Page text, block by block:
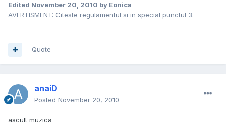
Edited November 20, 2010 by Eonica
AVERTISMENT: Citeste regulamentul si in special punctul 3.
Quote
anaiD
Posted November 20, 2010
ascult muzica